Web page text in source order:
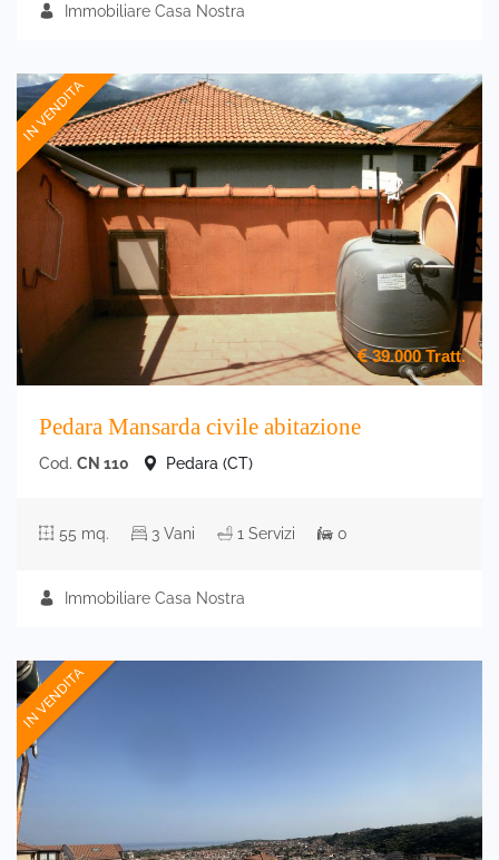
Immobiliare Casa Nostra
IN VENDITA
39.000 Tratt.
Pedara Mansarda civile abitazione
Cod. CN 110 Pedara (CT)
55 mq. 3 Vani 1 Servizi 0
Immobiliare Casa Nostra
IN VENDITA